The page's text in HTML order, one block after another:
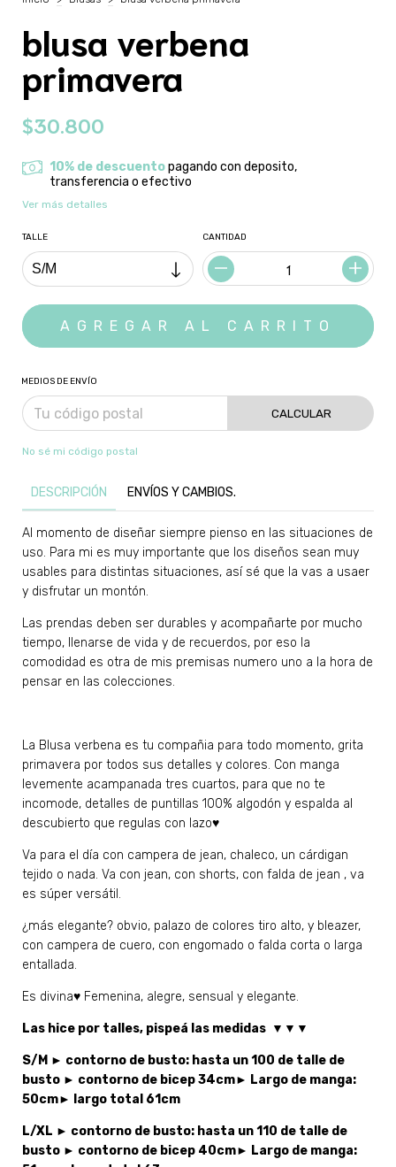
blusa verbena
primavera
$30.800
10% de descuentopagando con deposito,
transferencia o efectivo
Ver más detalles
TALLE CANTIDAD
MEDIOS DE ENVÍO
CALCULAR
No sé mi código postal
DESCRIPCIÓN ENVÍOS Y CAMBIOS.
Al momento de diseñar siempre pienso en las situaciones de
uso. Para mi es muy importante que los diseños sean muy
usables para distintas situaciones, así sé que la vas a usaer
y disfrutar un montón.
Las prendas deben ser durables y acompañarte por mucho
tiempo, llenarse de vida y de recuerdos, por eso la
comodidad es otra de mis premisas numero uno a la hora de
pensar en las colecciones.
La Blusa verbena es tu compañia para todo momento, grita
primavera por todos sus detalles y colores. Con manga
levemente acampanada tres cuartos, para que no te
incomode, detalles de puntillas 100% algodón y espalda al
descubierto que regulas con lazo♥
Va para el día con campera de jean, chaleco, un cárdigan
tejido o nada. Va con jean, con shorts, con falda de jean , va
es súper versátil.
¿más elegante? obvio, palazo de colores tiro alto, y bleazer,
con campera de cuero, con engomado o falda corta o larga
entallada.
Es divina♥ Femenina, alegre, sensual y elegante.
Las hice por talles, pispeá las medidas ▼▼▼
S/M ► contorno de busto: hasta un 100 de talle de
busto ► contorno de bicep 34cm► Largo de manga:
50cm► largo total 61cm
L/XL ► contorno de busto: hasta un 110 de talle de
busto ► contorno de bicep 40cm► Largo de manga: